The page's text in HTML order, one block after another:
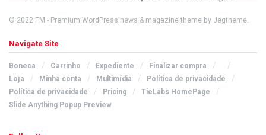
© 2022 FM - Premium WordPress news & magazine theme by Jegtheme.
Navigate Site
Boneca Carrinho Expediente
Finalizar compra
Loja
Minha conta Multimídia
Política de privacidade
Política de privacidade
Pricing
TieLabs HomePage
Slide Anything Popup Preview